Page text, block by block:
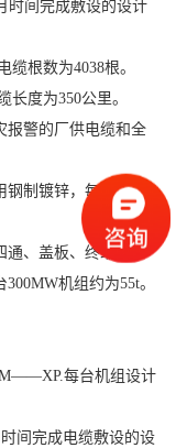
间完成敷设的设计
缆根数为4038根。
度为350公里。
警的厂供电缆和全
制镀锌，每台机组
、盖板、终端封
机组约为55t。
每台机组设计
间完成电缆敷设的设